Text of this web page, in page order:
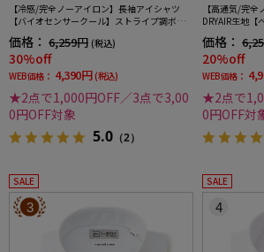
【冷感/完全ノーアイロン】長袖アイシャツ
【バイオセンサークール】ストライプ調ボタ
効果吸汗速乾ワイシャツ春夏
価格： 6,259円 (税込)
30%off
WEB価格： 4,390円 (税込)
★2点で1,000円OFF／3点で3,00
0円OFF対象
5.0 （2）
【高通気/完
DRYAIR生地
定ストレッチ
夏
価格：
20%off
WEB価格：
★2点で
0円OFF対
SALE
3
SALE
4